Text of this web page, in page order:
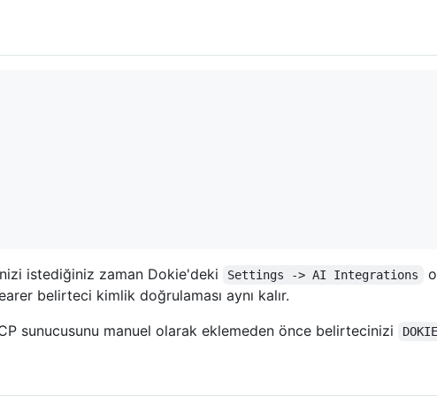
istediğiniz zaman Dokie'deki Settings -> AI Integrations
belirteci kimlik doğrulaması aynı kalır.
sunucusunu manuel olarak eklemeden önce belirtecinizi